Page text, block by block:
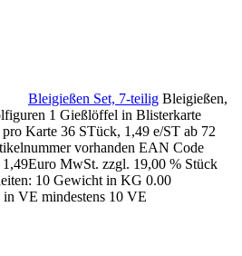
Bleigießen Set, 7-teilig Bleigießen,
1 Gießlöffel in Blisterkarte
Karte 36 STück, 1,49 e/ST ab 72
vorhanden EAN Code
1,49Euro MwSt. zzgl. 19,00 % Stück
10 Gewicht in KG 0.00
in VE mindestens 10 VE